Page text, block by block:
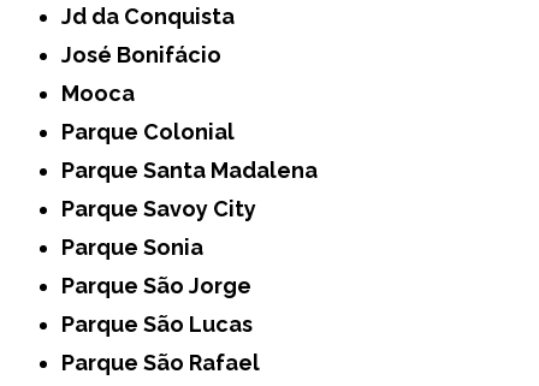
Jd da Conquista
José Bonifácio
Mooca
Parque Colonial
Parque Santa Madalena
Parque Savoy City
Parque Sonia
Parque São Jorge
Parque São Lucas
Parque São Rafael